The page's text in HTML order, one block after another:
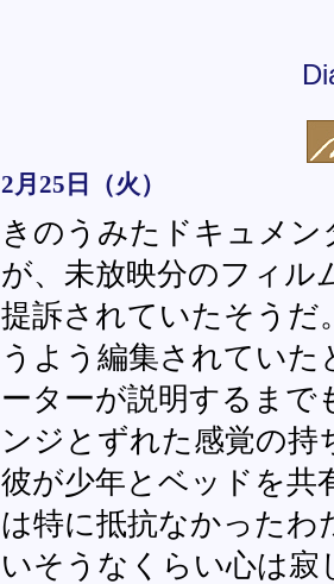
2月25日（火）
きのうみたドキュメ
が、未放映分のフィル
提訴されていたそうだ
うよう編集されてい
ーターが説明するまで
ンジとずれた感覚の
彼が少年とベッドを共
は特に抵抗なかったわ
いそうなくらい心は